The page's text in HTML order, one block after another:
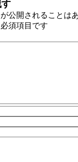
公開されることは
須項目です